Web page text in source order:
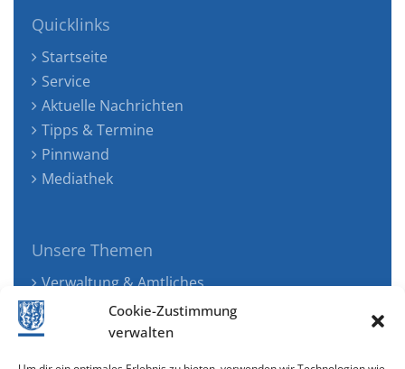
Cookie-Zustimmung
verwalten
Quicklinks
Startseite
Service
Aktuelle Nachrichten
Tipps & Termine
Pinnwand
Mediathek
Unsere Themen
Verwaltung & Amtliches
Jugend, Familie & Gesundheit
Tourismus, Freizeit & Ökologie